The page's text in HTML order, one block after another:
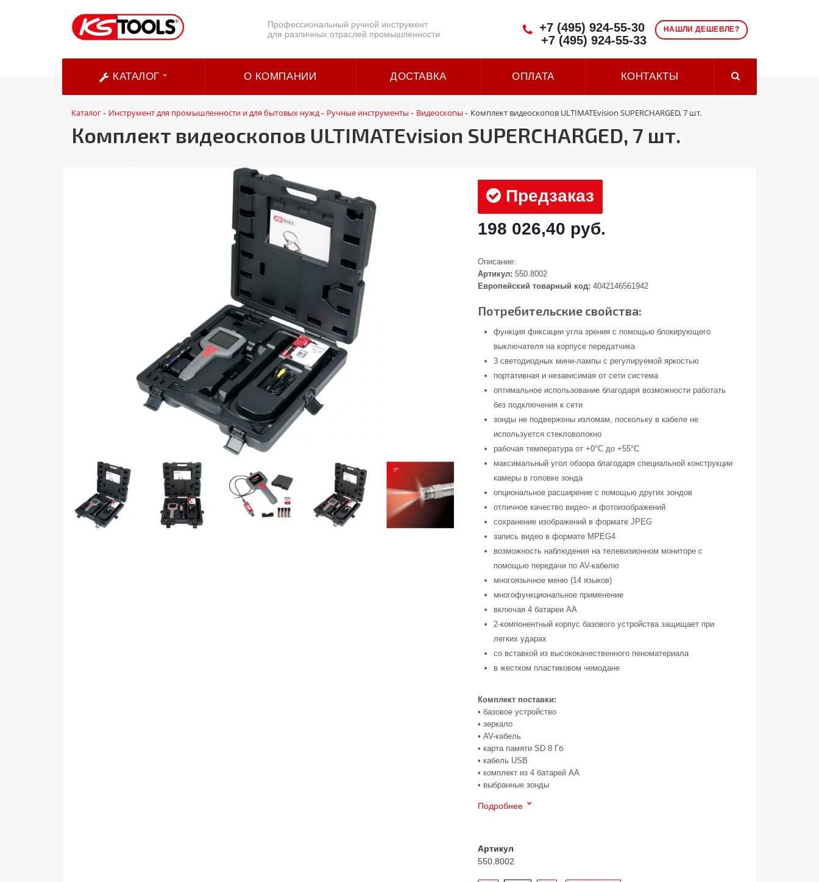
Профессиональный ручной инструмент
для различных отраслей промышленности
НАШЛИ ДЕШЕВЛЕ?
+7 (495) 924-55-30
+7 (495) 924-55-33
КАТАЛОГ О КОМПАНИИ ДОСТАВКА ОПЛАТА КОНТАКТЫ
Каталог- Инструмент для промышленности и для бытовых нужд- Ручные инструменты - Видеоскопы - Комплект видеоскопов ULTIMATEvision SUPERCHARGED, 7 шт.
Комплект видеоскопов ULTIMATEvision SUPERCHARGED, 7 шт.
Предзаказ
198 026,40 руб.
Описание:
Артикул: 550.8002
Европейский товарный код: 4042146561942
Потребительские свойства:
функция фиксации угла зрения с помощью блокирующего
выключателя на корпусе передатчика
3 светодиодных мини-лампы с регулируемой яркостью
портативная и независимая от сети система
оптимальное использование благодаря возможности работать
без подключения к сети
зонды не подвержены изломам, поскольку в кабеле не
используется стекловолокно
рабочая температура от +0°C до +55°C
максимальный угол обзора благодаря специальной конструкции
камеры в головке зонда
опциональное расширение с помощью других зондов
отличное качество видео- и фотоизображений
сохранение изображений в формате JPEG
запись видео в формате MPEG4
возможность наблюдения на телевизионном мониторе с
помощью передачи по AV-кабелю
многоязычное меню (14 языков)
многофункциональное применение
включая 4 батареи АА
2-компонентный корпус базового устройства защищает при
легких ударах
со вставкой из высококачественного пеноматериала
в жестком пластиковом чемодане
Комплект поставки:
• базовое устройство
• зеркало
• AV-кабель
• карта памяти SD 8 Гб
• кабель USB
• комплект из 4 батарей AA
• выбранные зонды
Подробнее
Артикул
550.8002